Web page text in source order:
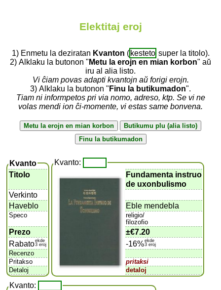
Elektitaj eroj
1) Enmetu la deziratan Kvanton ( kesteto super la titolo).
2) Alklaku la butonon " Metu la erojn en mian korbon" aŭ
iru al alia listo.
Vi ĉiam povas adapti kvantojn aŭ forigi erojn.
3) Alklaku la butonon " Finu la butikumadon".
Tiam ni informpetos pri via nomo, adreso, ktp. Se vi ne
volas mendi ion ĉi-momente, vi estas same bonvena.
Kvanto
Titolo
Verkinto
Haveblo
Speco
Prezo
Rabatoekde
3 eroj
Recenzo
Pritakso
Detaloj
Kvanto:
Fundamenta instruo
de uxonbulismo
Eble mendebla
religio/
filozofio
±€7.20
-16%ekde
3 eroj
pritaksi
detaloj
Kvanto: